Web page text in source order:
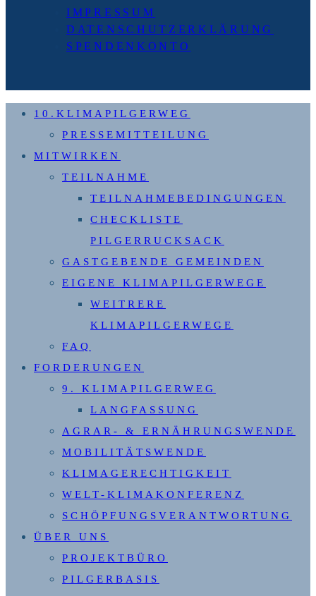
IMPRESSUM
DATENSCHUTZERKLÄRUNG
SPENDENKONTO
10.KLIMAPILGERWEG
PRESSEMITTEILUNG
MITWIRKEN
TEILNAHME
TEILNAHMEBEDINGUNGEN
CHECKLISTE
PILGERRUCKSACK
GASTGEBENDE GEMEINDEN
EIGENE KLIMAPILGERWEGE
WEITRERE
KLIMAPILGERWEGE
FAQ
FORDERUNGEN
9. KLIMAPILGERWEG
LANGFASSUNG
AGRAR- & ERNÄHRUNGSWENDE
MOBILITÄTSWENDE
KLIMAGERECHTIGKEIT
WELT-KLIMAKONFERENZ
SCHÖPFUNGSVERANTWORTUNG
ÜBER UNS
PROJEKTBÜRO
PILGERBASIS